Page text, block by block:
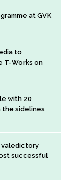
at GVK
to
T-Works on
with 20
the sidelines
valedictory
successful